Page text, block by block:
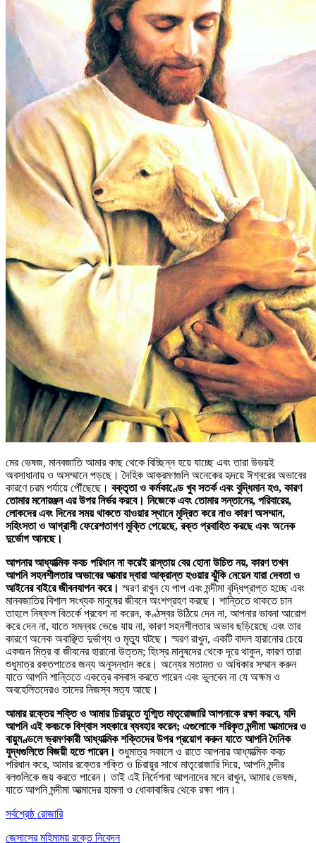
মের ভেষজ, মানবজাতি আমার কাছ থেকে বিচ্ছিন্ন হয়ে যাচ্ছে এবং তারা উভয়ই
অবসাধানায় ও অসম্মানে পড়ছে। দৈহিক আক্রমণগুলি অনেকের হৃদয়ে ঈশ্বরের অভাবের
কারণে চরম পর্যায়ে পৌঁছেছে। বক্তৃতা ও কর্মকাণ্ডে খুব সতর্ক এবং বুদ্ধিমান হও, কারণ
তোমার মনোরঞ্জন এর উপর নির্ভর করবে। নিজেকে এবং তোমার সন্তানের, পরিবারের,
লোকদের এবং দিনের সময় থাকতে যাওয়ার স্থানে মুদ্রিত করে নাও কারণ অসম্মান,
সহিংসতা ও আগ্রাসী ফেরেশতাগণ মুক্তি পেয়েছে, রক্ত প্রবাহিত করছে এবং অনেক
দুর্ভোগ আনছে।
আপনার আধ্যাত্মিক কবচ পরিধান না করেই রাস্তায় বের হোনা উচিত নয়, কারণ তখন
আপনি সহনশীলতার অভাবের আত্মার দ্বারা আক্রান্ত হওয়ার ঝুঁকি নেয়েন যারা দেবতা ও
আইনের বাইরে জীবনযাপন করে। স্মরণ রাখুন যে পাপ এবং মন্দীমা বৃদ্ধিপ্রাপ্ত হচ্ছে এবং
মানবজাতির বিশাল সংখ্যক মানুষের জীবনে অংশগ্রহণ করছে। শান্তিতে থাকতে চান
তাহলে নিষ্ফল বিতর্কে প্রবেশ না করেন, কণ্ঠস্বর উঠিয়ে দেন না, আপনার ভাবনা আরোপ
করে দেন না, যাতে সমন্বয় ভেঙে যায় না, কারণ সহনশীলতার অভাব ছড়িয়েছে এবং তার
কারণে অনেক অবাঞ্ছিত দুর্ভাগ্য ও মৃত্যু ঘটছে। স্মরণ রাখুন, একটি বাদল হারানোর চেয়ে
একজন মিত্র বা জীবনের হারানো উত্তম; হিংস্র মানুষদের থেকে দূরে থাকুন, কারণ তারা
শুধুমাত্র রক্তপাতের জন্য অনুসন্ধান করে। অন্যের মতামত ও অধিকার সম্মান করুন
যাতে আপনি শান্তিতে একত্রে বসবাস করতে পারেন এবং ভুলবেন না যে অক্ষম ও
অবহেলিতদেরও তাদের নিজস্ব সত্য আছে।
আমার রক্তের শক্তি ও আমার চিরায়ুতে যুগ্মিত মাতৃরোজারি আপনাকে রক্ষা করবে, যদি
আপনি এই কবচকে বিশ্বাস সহকারে ব্যবহার করেন; এগুলোকে শরিকৃত মন্দীমা আত্মাদের ও
বায়ুমণ্ডলে ভ্রমণকারী আধ্যাত্মিক শক্তিদের উপর প্রয়োগ করুন যাতে আপনি দৈনিক
যুদ্ধগুলিতে বিজয়ী হতে পারেন। শুধুমাত্র সকালে ও রাতে আপনার আধ্যাত্মিক কবচ
পরিধান করে, আমার রক্তের শক্তি ও চিরায়ুর সাথে মাতৃরোজারি দিয়ে, আপনি মন্দীর
বলগুলিকে জয় করতে পারেন। তাই এই নির্দেশনা আপনাদের মনে রাখুন, আমার ভেষজ,
যাতে আপনি মন্দীমা আত্মাদের হামলা ও ধোকাবাজির থেকে রক্ষা পান।
সর্বশ্রেষ্ঠ রোজারি
জেসাসের মহিমাময় রক্তে নিবেদন